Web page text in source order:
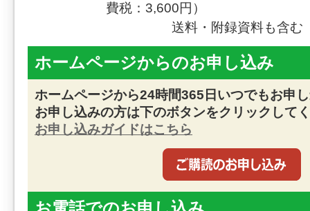
費税：3,600円）
送料・附録資料も含む
ホームページからのお申し込み
ホームページから24時間365日いつでもお申
お申し込みの方は下のボタンをクリックして
お申し込みガイドはこちら